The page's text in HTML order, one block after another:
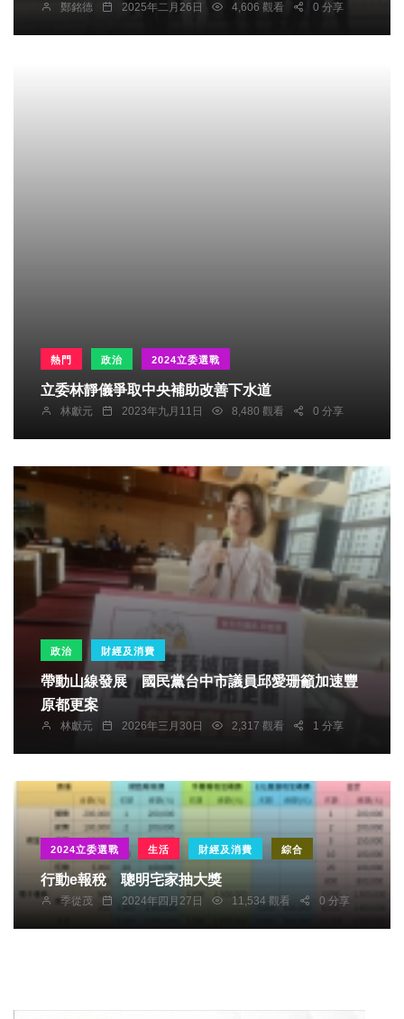
鄭銘德 2025年二月26日 4,606 觀看 0 分享
熱門 政治 2024立委選戰
立委林靜儀爭取中央補助改善下水道
林獻元 2023年九月11日 8,480 觀看 0 分享
政治 財經及消費
帶動山線發展 國民黨台中市議員邱愛珊籲加速豐
原都更案
林獻元 2026年三月30日 2,317 觀看 1 分享
2024立委選戰 生活 財經及消費 綜合
行動e報稅 聰明宅家抽大獎
季從茂 2024年四月27日 11,534 觀看 0 分享